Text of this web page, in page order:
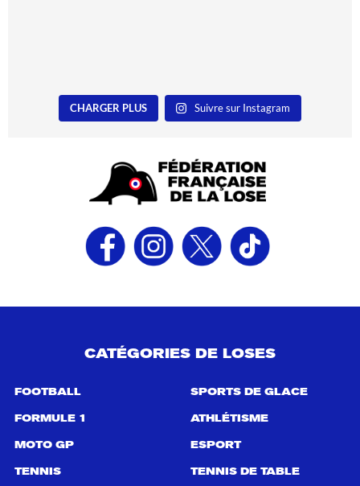
CHARGER PLUS Suivre sur Instagram
CATÉGORIES DE LOSES
FOOTBALL
FORMULE 1
MOTO GP
TENNIS
SPORTS DE GLACE
ATHLÉTISME
ESPORT
TENNIS DE TABLE